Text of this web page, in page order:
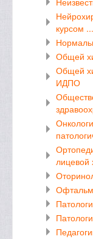
курсом ...
Общей
Общей
ИДПО
лицевой